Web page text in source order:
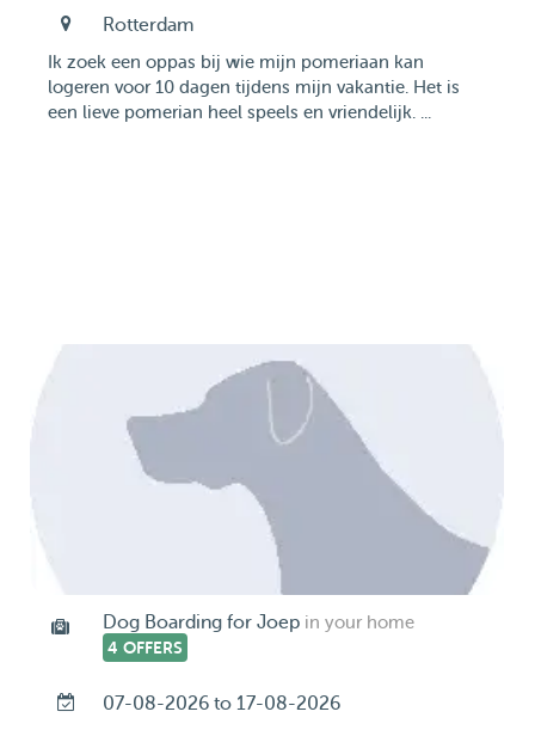
Rotterdam
Ik zoek een oppas bij wie mijn pomeriaan kan
logeren voor 10 dagen tijdens mijn vakantie. Het is
een lieve pomerian heel speels en vriendelijk. ...
Dog Boarding for Joep in your home
4 OFFERS
07-08-2026 to 17-08-2026